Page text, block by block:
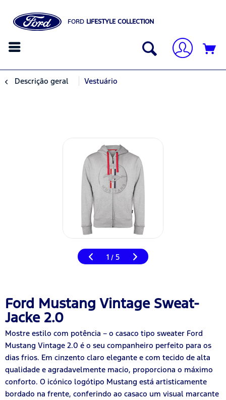
FORD LIFESTYLE COLLECTION
Descrição geral Vestuário
1 / 5
Ford Mustang Vintage Sweat-
Jacke 2.0
Mostre estilo com potência – o casaco tipo sweater Ford
Mustang Vintage 2.0 é o seu companheiro perfeito para os
dias frios. Em cinzento claro elegante e com tecido de alta
qualidade e agradavelmente macio, proporciona o máximo
conforto. O icónico logótipo Mustang está artisticamente
bordado na frente, conferindo ao casaco um visual marcante